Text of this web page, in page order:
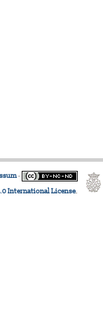
·
International License.